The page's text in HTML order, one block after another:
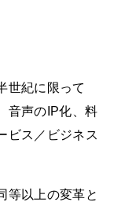
世紀に限って
音声のIP化、料
ビス／ビジネス
等以上の変革と